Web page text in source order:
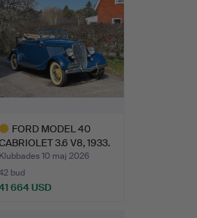
via Bankgiro.
FORD MODEL 40
3.6 V8, 1933.
Klubbades 10 maj 2026
bud
664 USD